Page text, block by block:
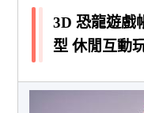
3D 恐龍遊戲
型 休閒互動